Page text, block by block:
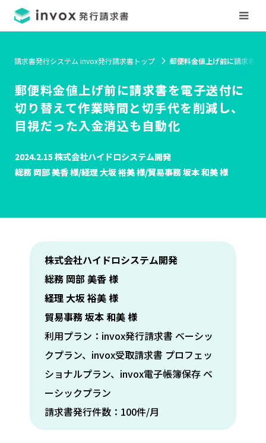
郵便料金値上げ前に請求書を電子送付に
切り替えて作業時間と切手代を削減し、
目視だった入金消込も自動化
2024.2.15 株式会社ハイドロシステム開発
総務 岡部 美香 様/経理 大坂 裕美 様/貿易事務 坂本 和美 様
請求書発行システム invox発行請求書トップ 郵便料金値上げ前に請求書
株式会社ハイドロシステム開発
総務 岡部 美香 様
経理 大坂 裕美 様
貿易事務 坂本 和美 様
利用プラン：invox発行請求書 ベーシッ
クプラン、invox受取請求書 プロフェッ
ショナルプラン、invox電子帳簿保存 ベ
ーシックプラン
請求書発行件数：100件/月